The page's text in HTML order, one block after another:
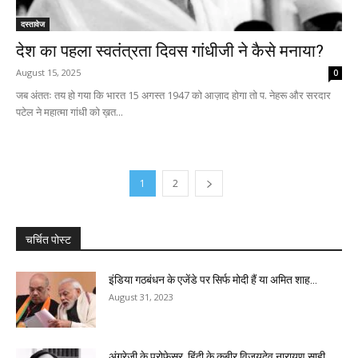
दस्तावेज
देश का पहला स्वतंत्रता दिवस गांधीजी ने कैसे मनाया?
August 15, 2025 0
जब अंततः तय हो गया कि भारत 15 अगस्त 1947 को आज़ाद होगा तो प. नेहरू और सरदार
पटेल ने महात्मा गांधी को ख़त...
1 2
चर्चित पोस्ट
इंडिया गठबंधन के एजेंडे पर सिर्फ मोदी हैं या अमित शाह...
August 31, 2023